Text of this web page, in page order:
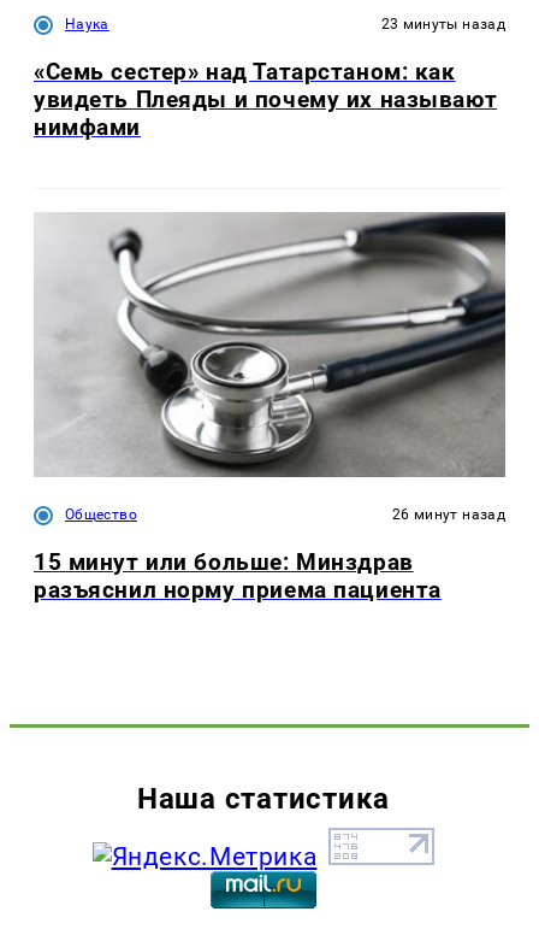
Наука 23 минуты назад
«Семь сестер» над Татарстаном: как
увидеть Плеяды и почему их называют
нимфами
Общество 26 минут назад
15 минут или больше: Минздрав
разъяснил норму приема пациента
Наша статистика